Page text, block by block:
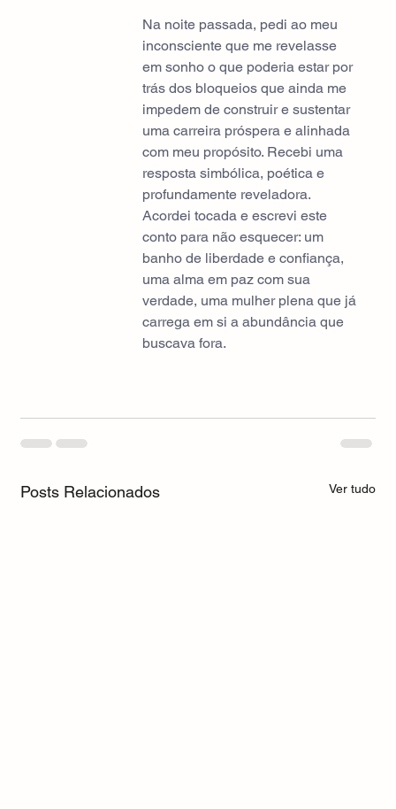
Na noite passada, pedi ao meu
inconsciente que me revelasse
em sonho o que poderia estar por
trás dos bloqueios que ainda me
impedem de construir e sustentar
uma carreira próspera e alinhada
com meu propósito. Recebi uma
resposta simbólica, poética e
profundamente reveladora.
Acordei tocada e escrevi este
conto para não esquecer: um
banho de liberdade e confiança,
uma alma em paz com sua
verdade, uma mulher plena que já
carrega em si a abundância que
buscava fora.
Posts Relacionados Ver tudo